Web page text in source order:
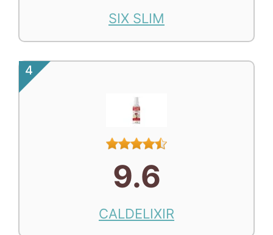
SIX SLIM
4
9.6
CALDELIXIR